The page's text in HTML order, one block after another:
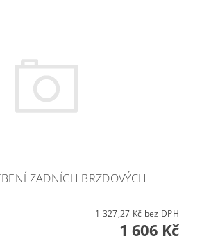
ZADNÍCH BRZDOVÝCH
1 327,27 Kč bez DPH
1 606 Kč